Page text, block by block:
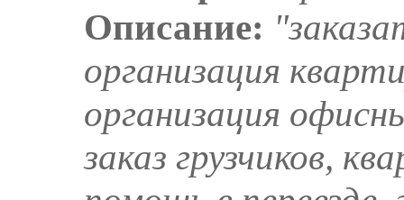
Описание:
организация
организация
заказ грузчиков,